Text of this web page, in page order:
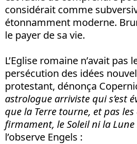
considérait comme
étonnamment moderne.
le payer de sa vie.
L’Eglise romaine n’avait pas
persécution des idées
protestant, dénonça
astrologue arriviste qui s’est
que la Terre tourne, et pas
firmament, le Soleil ni la Lune
l’observe Engels :